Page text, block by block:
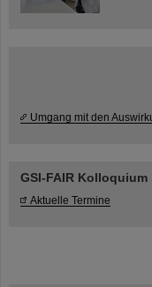
Umgang mit den
GSI-FAIR Kolloquium
Aktuelle Termine